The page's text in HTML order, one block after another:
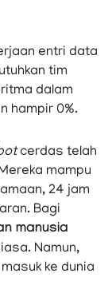
entri data
tim
dalam
hampir 0%.
cerdas telah
mampu
24 jam
Bagi
manusia
Namun,
ke dunia